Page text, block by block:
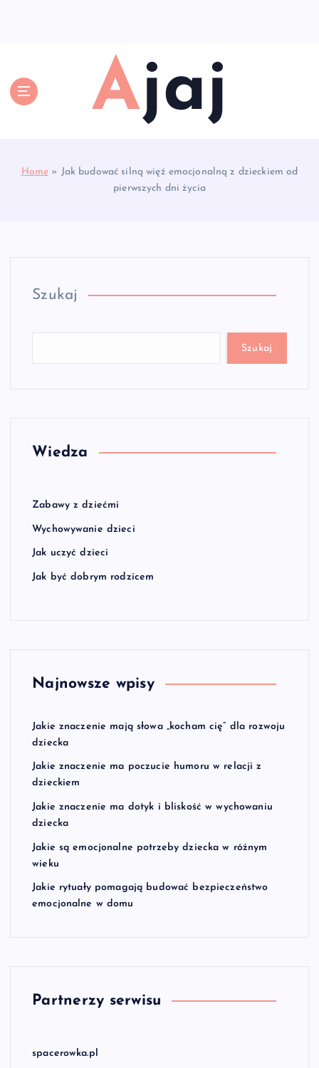
Ajaj
Home » Jak budować silną więź emocjonalną z dzieckiem od
pierwszych dni życia
Szukaj
Szukaj
Wiedza
Zabawy z dziećmi
Wychowywanie dzieci
Jak uczyć dzieci
Jak być dobrym rodzicem
Najnowsze wpisy
Jakie znaczenie mają słowa „kocham cię” dla rozwoju
dziecka
Jakie znaczenie ma poczucie humoru w relacji z
dzieckiem
Jakie znaczenie ma dotyk i bliskość w wychowaniu
dziecka
Jakie są emocjonalne potrzeby dziecka w różnym
wieku
Jakie rytuały pomagają budować bezpieczeństwo
emocjonalne w domu
Partnerzy serwisu
spacerowka.pl